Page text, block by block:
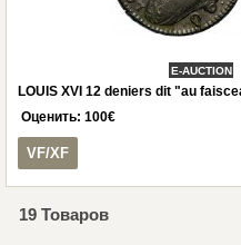
E-AUCTION
LOUIS XVI 12 deniers dit "au
Оценить: 100€
VF/XF
19 Товаров